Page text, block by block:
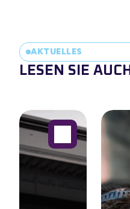
AKTUELLES
LESEN SIE AUCH